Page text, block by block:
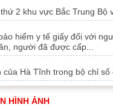
2 khu vực Bắc Trung Bộ
hiểm y tế giấy đối với
người đã được cấp...
của Hà Tĩnh trong bộ chỉ
HÌNH ẢNH